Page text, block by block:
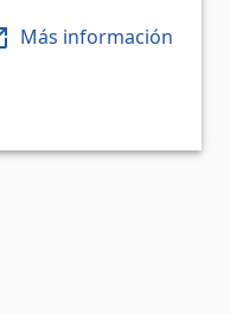
Más información